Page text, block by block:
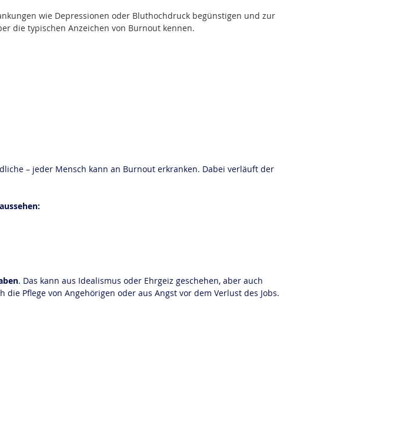
wie Depressionen oder Bluthochdruck begünstigen und zur
die typischen Anzeichen von Burnout kennen.
– jeder Mensch kann an Burnout erkranken. Dabei verläuft der
. Das kann aus Idealismus oder Ehrgeiz geschehen, aber auch
Pflege von Angehörigen oder aus Angst vor dem Verlust des Jobs.